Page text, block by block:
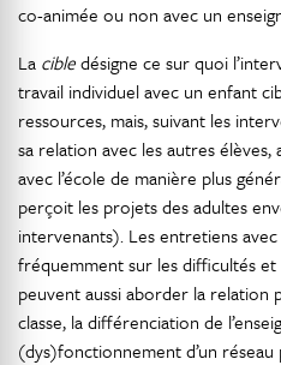
co-animée ou non avec un
La cibledésigne ce sur quoi
travail individuel avec un enfant
ressources, mais, suivant les
sa relation avec les autres élèves,
avec l’école de manière plus
perçoit les projets des adultes
intervenants). Les entretiens
fréquemment sur les difficultés et
peuvent aussi aborder la relation
classe, la différenciation de
(dys)fonctionnement d’un